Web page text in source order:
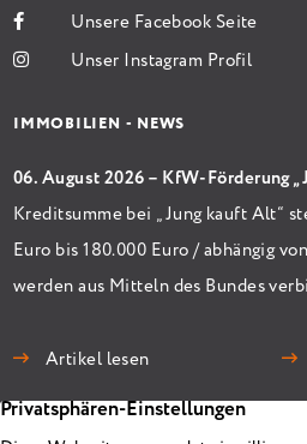
Unsere Facebook Seite
Unser Instagram Profil
IMMOBILIEN - NEWS
Kreditsumme bei „Jung kauft Alt“
Euro bis 180.000 Euro / abhängig
werden aus Mitteln des Bundes
Zinsbindung Antragstellende
energetischer Sanierung binnen 54
Artikel lesen